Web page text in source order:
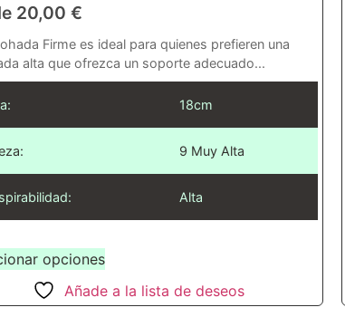
20,00 €
Firme es ideal para quienes prefieren una
alta que ofrezca un soporte adecuado...
18cm
9 Muy Alta
Alta
opciones
Añade a la lista de deseos